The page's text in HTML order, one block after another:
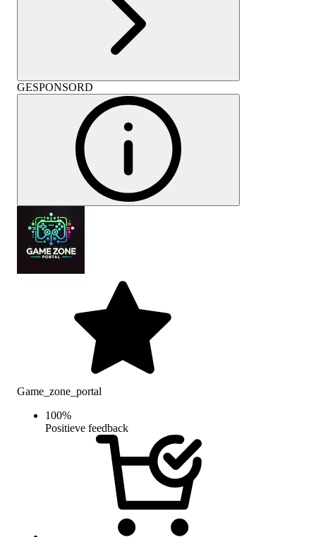
GESPONSORD
Game_zone_portal
100%
Positieve feedback